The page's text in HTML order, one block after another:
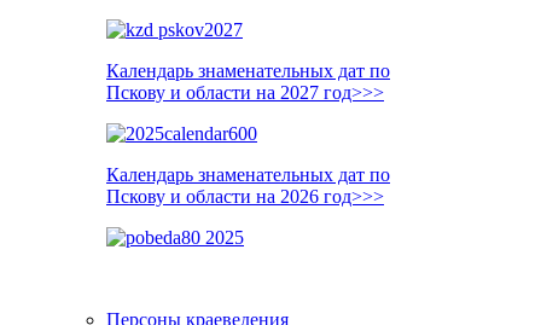
Календарь знаменательных дат по
Пскову и области на 2027 год>>>
Календарь знаменательных дат по
Пскову и области на 2026 год>>>
Персоны краеведения